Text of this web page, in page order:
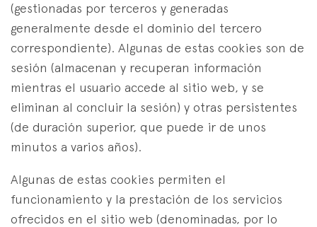
(gestionadas por terceros y generadas
generalmente desde el dominio del tercero
correspondiente). Algunas de estas cookies son de
sesión (almacenan y recuperan información
mientras el usuario accede al sitio web, y se
eliminan al concluir la sesión) y otras persistentes
(de duración superior, que puede ir de unos
minutos a varios años).
Algunas de estas cookies permiten el
funcionamiento y la prestación de los servicios
ofrecidos en el sitio web (denominadas, por lo